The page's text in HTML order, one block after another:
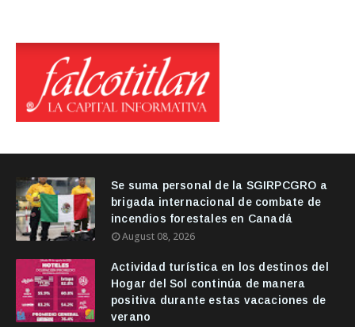
Se suma personal de la SGIRPCGRO a
brigada internacional de combate de
incendios forestales en Canadá
August 08, 2026
Actividad turística en los destinos del
Hogar del Sol continúa de manera
positiva durante estas vacaciones de
verano